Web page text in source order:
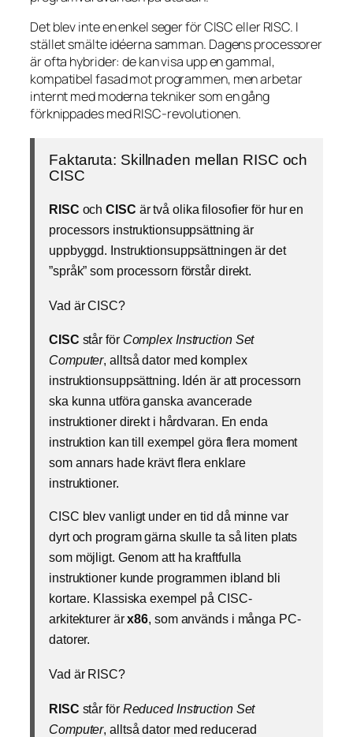
Det blev inte en enkel seger för CISC eller RISC. I
stället smälte idéerna samman. Dagens processorer
är ofta hybrider: de kan visa upp en gammal,
kompatibel fasad mot programmen, men arbetar
internt med moderna tekniker som en gång
förknippades med RISC-revolutionen.
Faktaruta: Skillnaden mellan RISC och
CISC
RISC ochCISC är två olika filosofier för hur en
processors instruktionsuppsättning är
uppbyggd. Instruktionsuppsättningen är det
”språk” som processorn förstår direkt.
Vad är CISC?
CISC står för Complex Instruction Set
Computer, alltså dator med komplex
instruktionsuppsättning. Idén är att processorn
ska kunna utföra ganska avancerade
instruktioner direkt i hårdvaran. En enda
instruktion kan till exempel göra flera moment
som annars hade krävt flera enklare
instruktioner.
CISC blev vanligt under en tid då minne var
dyrt och program gärna skulle ta så liten plats
som möjligt. Genom att ha kraftfulla
instruktioner kunde programmen ibland bli
kortare. Klassiska exempel på CISC-
arkitekturer ärx86, som används i många PC-
datorer.
Vad är RISC?
RISC står för Reduced Instruction Set
Computer, alltså dator med reducerad